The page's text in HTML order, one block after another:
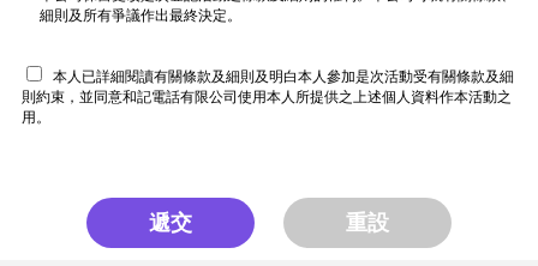
細則及所有爭議作出最終決定。
本人已詳細閱讀有關條款及細則及明白本人參加是次活動受有關條款及細
則約束，並同意和記電話有限公司使用本人所提供之上述個人資料作本活動之
用。
遞交 重設